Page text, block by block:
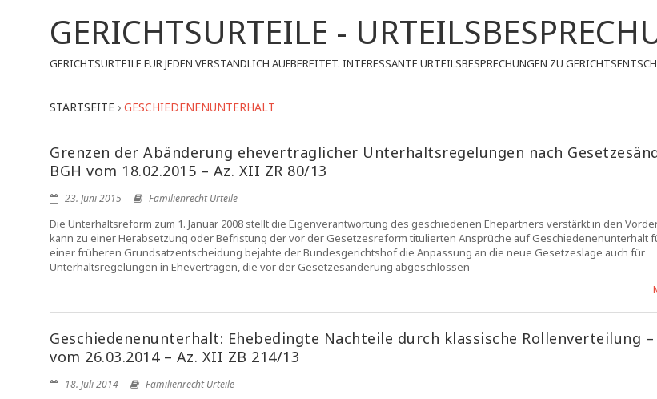
GERICHTSURTEILE -
GERICHTSURTEILE FÜR JEDEN VERSTÄNDLICH AUFBEREITET. INTERESSANTE URTEILSBESPRECHUNGEN ZU
STARTSEITE › GESCHIEDENENUNTERHALT
Grenzen der Abänderung ehevertraglicher Unterhaltsregelungen nach
BGH vom 18.02.2015 – Az. XII ZR 80/13
23. Juni 2015 Familienrecht Urteile
Die Unterhaltsreform zum 1. Januar 2008 stellt die Eigenverantwortung des geschiedenen Ehepartners verstärkt in den
kann zu einer Herabsetzung oder Befristung der vor der Gesetzesreform titulierten Ansprüche auf Geschiedenenunterhalt
einer früheren Grundsatzentscheidung bejahte der Bundesgerichtshof die Anpassung an die neue Gesetzeslage auch für
Unterhaltsregelungen in Eheverträgen, die vor der Gesetzesänderung abgeschlossen
Geschiedenenunterhalt: Ehebedingte Nachteile durch klassische Rollenverteilung –
vom 26.03.2014 – Az. XII ZB 214/13
18. Juli 2014 Familienrecht Urteile